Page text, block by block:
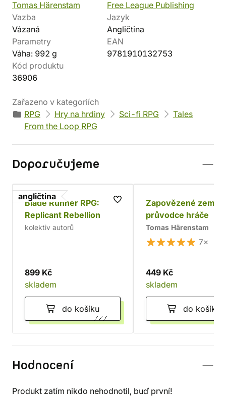
Tomas Härenstam
Free League Publishing
Vazba
Vázaná
Jazyk
Angličtina
Parametry
Váha: 992 g
EAN
9781910132753
Kód produktu
36906
Zařazeno v kategoriích
RPG
Hry na hrdiny Sci-fi RPG
Tales
From the Loop RPG
Doporučujeme
angličtina
Blade Runner RPG:
Replicant Rebellion
kolektiv autorů
899 Kč
skladem
do košíku
Zapovězené země
průvodce hráče
Tomas Härenstam
7×
449 Kč
skladem
do košíku
Hodnocení
Produkt zatím nikdo nehodnotil, buď první!